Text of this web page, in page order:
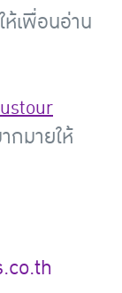
ให้เพื่อนอ่าน
กมายให้